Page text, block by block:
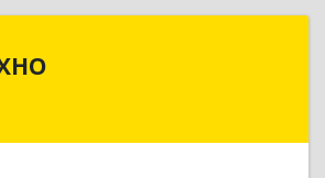
край, Рубцовск г, Ленина пр-